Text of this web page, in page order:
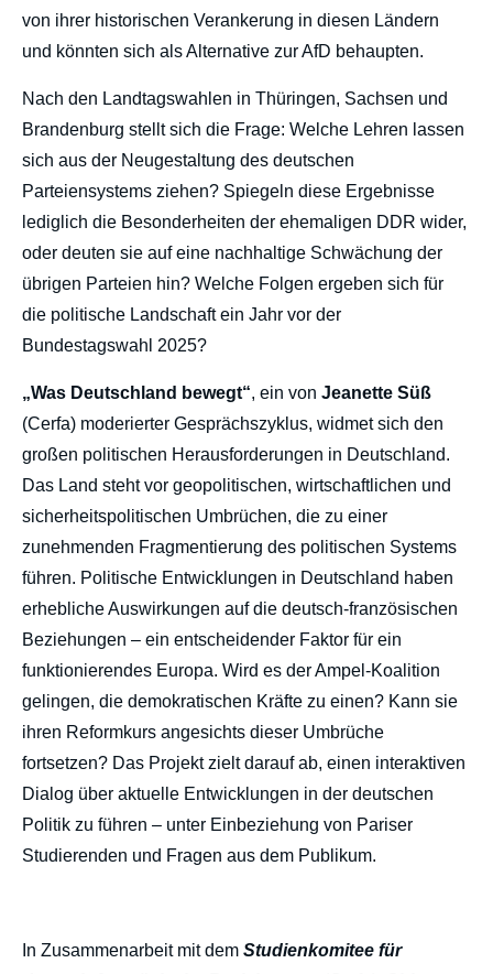
von ihrer historischen Verankerung in diesen Ländern
und könnten sich als Alternative zur AfD behaupten.
Nach den Landtagswahlen in Thüringen, Sachsen und
Brandenburg stellt sich die Frage: Welche Lehren lassen
sich aus der Neugestaltung des deutschen
Parteiensystems ziehen? Spiegeln diese Ergebnisse
lediglich die Besonderheiten der ehemaligen DDR wider,
oder deuten sie auf eine nachhaltige Schwächung der
übrigen Parteien hin? Welche Folgen ergeben sich für
die politische Landschaft ein Jahr vor der
Bundestagswahl 2025?
„Was Deutschland bewegt“, ein von Jeanette Süß
(Cerfa) moderierter Gesprächszyklus, widmet sich den
großen politischen Herausforderungen in Deutschland.
Das Land steht vor geopolitischen, wirtschaftlichen und
sicherheitspolitischen Umbrüchen, die zu einer
zunehmenden Fragmentierung des politischen Systems
führen. Politische Entwicklungen in Deutschland haben
erhebliche Auswirkungen auf die deutsch-französischen
Beziehungen – ein entscheidender Faktor für ein
funktionierendes Europa. Wird es der Ampel-Koalition
gelingen, die demokratischen Kräfte zu einen? Kann sie
ihren Reformkurs angesichts dieser Umbrüche
fortsetzen? Das Projekt zielt darauf ab, einen interaktiven
Dialog über aktuelle Entwicklungen in der deutschen
Politik zu führen – unter Einbeziehung von Pariser
Studierenden und Fragen aus dem Publikum.
In Zusammenarbeit mit dem Studienkomitee für